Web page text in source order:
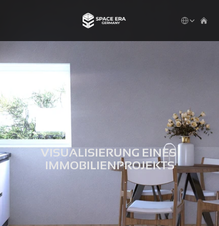
VISUALISIERUNG EINES
IMMOBILIENPROJEKTS